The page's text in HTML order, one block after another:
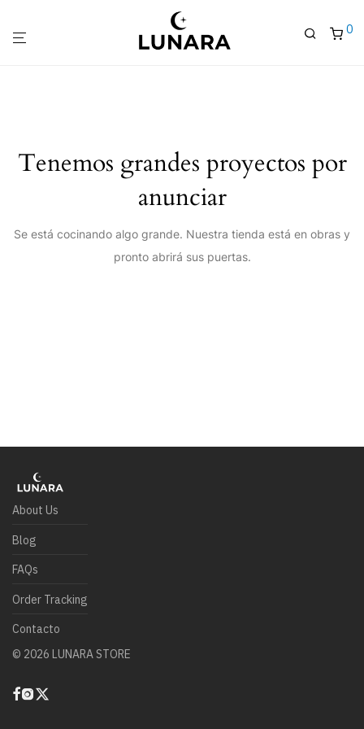
0
Tenemos grandes proyectos por
anunciar
Se está cocinando algo grande. Nuestra tienda está en obras y
pronto abrirá sus puertas.
About Us
Blog
FAQs
Order Tracking
Contacto
© 2026 LUNARA STORE